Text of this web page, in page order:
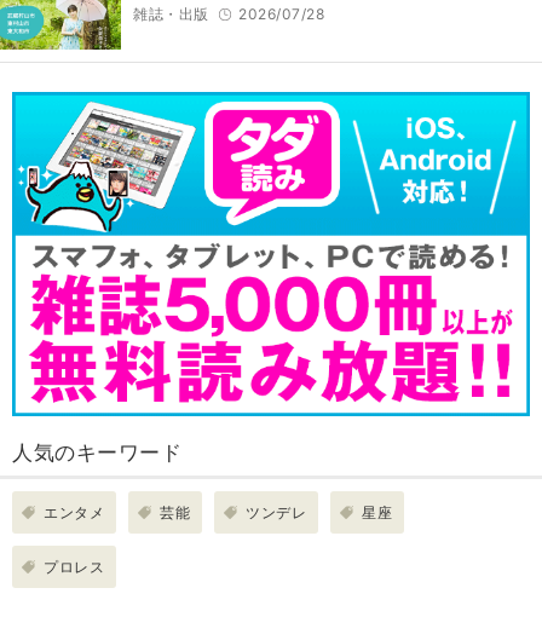
雑誌・出版 2026/07/28
人気のキーワード
エンタメ 芸能 ツンデレ 星座
プロレス